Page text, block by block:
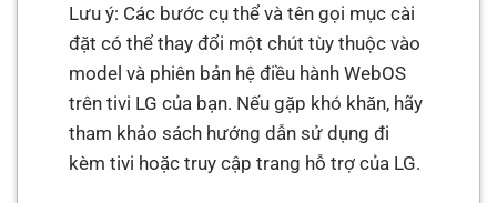
Lưu ý: Các bước cụ thể và tên gọi mục cài
đặt có thể thay đổi một chút tùy thuộc vào
model và phiên bản hệ điều hành WebOS
trên tivi LG của bạn. Nếu gặp khó khăn, hãy
tham khảo sách hướng dẫn sử dụng đi
kèm tivi hoặc truy cập trang hỗ trợ của LG.